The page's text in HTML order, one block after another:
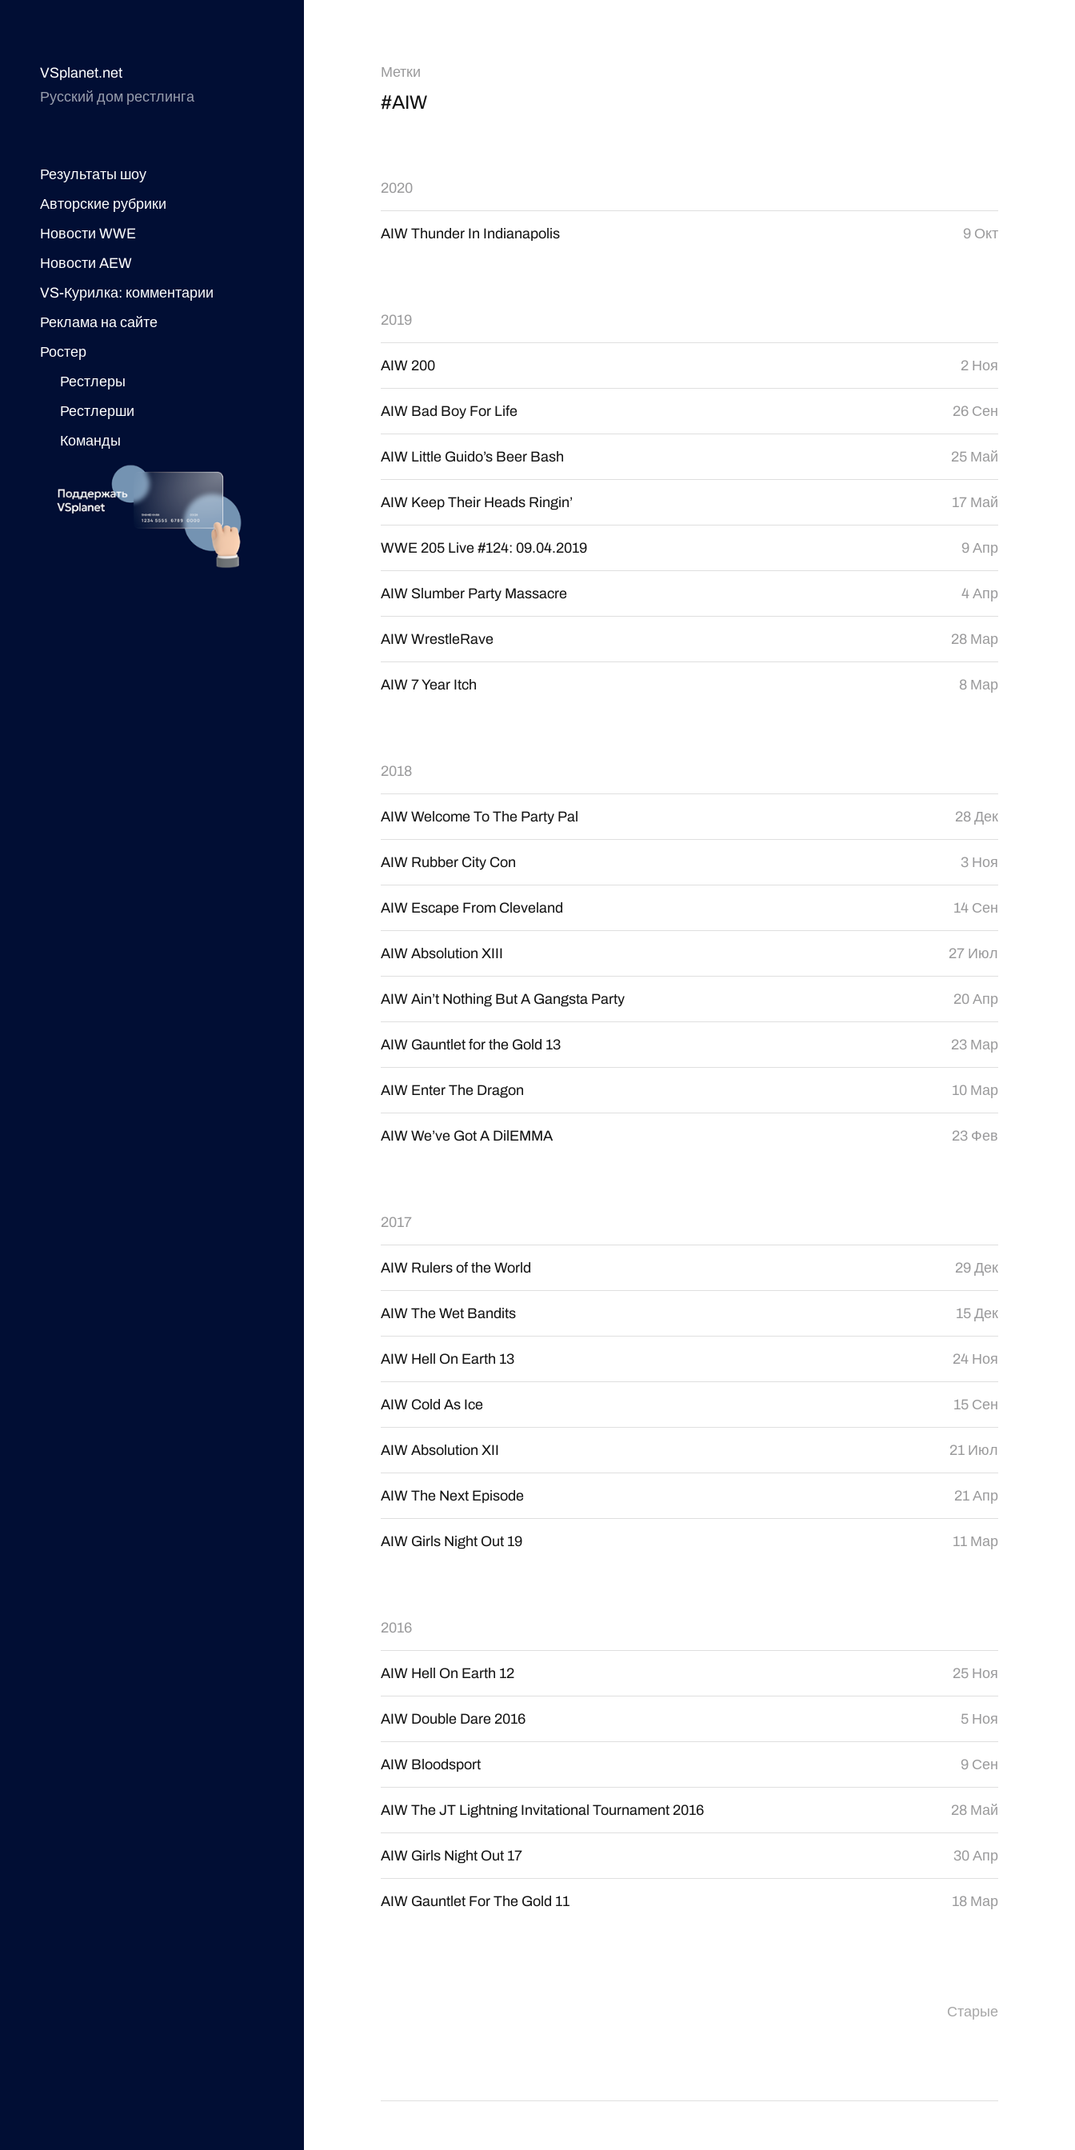
VSplanet.net
Русский дом рестлинга
Результаты шоу
Авторские рубрики
Новости WWE
Новости AEW
VS-Курилка: комментарии
Реклама на сайте
Ростер
Рестлеры
Рестлерши
Команды
Метки
#AIW
2020
AIW Thunder In Indianapolis 9 Окт
2019
AIW 200 2 Ноя
AIW Bad Boy For Life 26 Сен
AIW Little Guido’s Beer Bash 25 Май
AIW Keep Their Heads Ringin’ 17 Май
WWE 205 Live #124: 09.04.2019 9 Апр
AIW Slumber Party Massacre 4 Апр
AIW WrestleRave 28 Мар
AIW 7 Year Itch 8 Мар
2018
AIW Welcome To The Party Pal 28 Дек
AIW Rubber City Con 3 Ноя
AIW Escape From Cleveland 14 Сен
AIW Absolution XIII 27 Июл
AIW Ain’t Nothing But A Gangsta Party 20 Апр
AIW Gauntlet for the Gold 13 23 Мар
AIW Enter The Dragon 10 Мар
AIW We’ve Got A DilEMMA 23 Фев
2017
AIW Rulers of the World 29 Дек
AIW The Wet Bandits 15 Дек
AIW Hell On Earth 13 24 Ноя
AIW Cold As Ice 15 Сен
AIW Absolution XII 21 Июл
AIW The Next Episode 21 Апр
AIW Girls Night Out 19 11 Мар
2016
AIW Hell On Earth 12 25 Ноя
AIW Double Dare 2016 5 Ноя
AIW Bloodsport 9 Сен
AIW The JT Lightning Invitational Tournament 2016 28 Май
AIW Girls Night Out 17 30 Апр
AIW Gauntlet For The Gold 11 18 Мар
Старые